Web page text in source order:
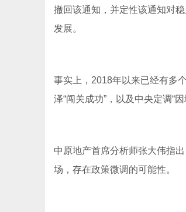
撤回该通知，并定性该通知对
发展。
事实上，2018年以来已经有多
泽“闯关成功”，以及中央定调“
中原地产首席分析师张大伟指
场，存在政策微调的可能性。